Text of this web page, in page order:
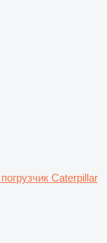
Caterpillar